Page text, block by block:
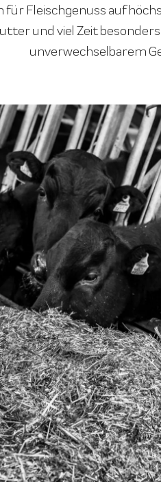
für Fleischgenuss auf
und viel Zeit
unverwechselbarem